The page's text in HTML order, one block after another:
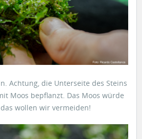
Achtung, die Unterseite des Steins
Moos bepflanzt. Das Moos würde
wollen wir vermeiden!